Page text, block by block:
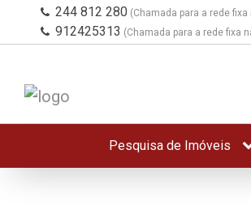
244 812 280 (Chamada para a rede
912425313 (Chamada para a rede fixa
Pesquisa de Imóveis